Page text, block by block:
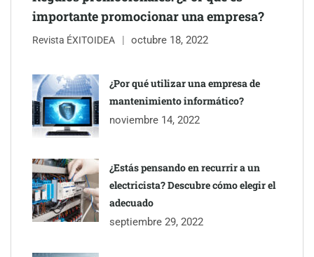
The Factory School explica por qué aprender herramientas de
IA ya no es suficiente para los profesionales de la arquitectura
importante promocionar una empresa?
Revista ÉXITOIDEA octubre 18, 2022
¿Por qué utilizar una empresa de
mantenimiento informático?
noviembre 14, 2022
¿Estás pensando en recurrir a un
electricista? Descubre cómo elegir el
adecuado
septiembre 29, 2022